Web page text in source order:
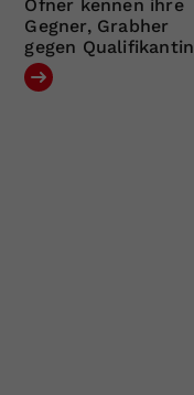
Ofner kennen ihre
Gegner, Grabher
gegen Qualifikantin